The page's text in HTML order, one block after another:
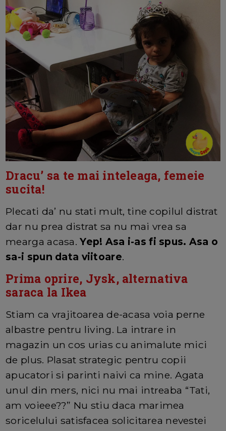
Dracu’ sa te mai inteleaga, femeie
sucita!
Plecati da’ nu stati mult, tine copilul distrat
dar nu prea distrat sa nu mai vrea sa
mearga acasa.Yep! Asa i-as fi spus. Asa o
sa-i spun data viitoare.
Prima oprire, Jysk, alternativa
saraca la Ikea
Stiam ca vrajitoarea de-acasa voia perne
albastre pentru living. La intrare in
magazin un cos urias cu animalute mici
de plus. Plasat strategic pentru copii
apucatori si parinti naivi ca mine. Agata
unul din mers, nici nu mai intreaba “Tati,
am voieee??” Nu stiu daca marimea
soricelului satisfacea solicitarea nevestei